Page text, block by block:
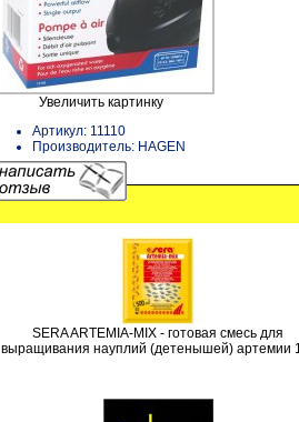
Увеличить картинку
Артикул: 11110
Производитель: HAGEN
SERA ARTEMIA-MIX - готовая смесь для
выращивания науплий (детенышей) артемии